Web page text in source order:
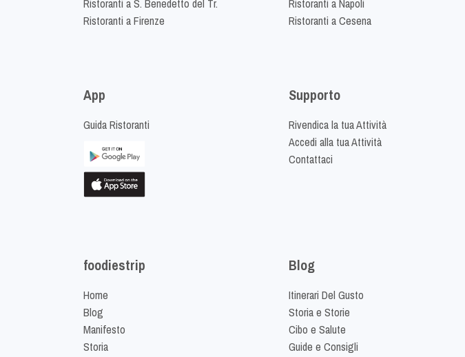
Ristoranti a S. Benedetto del Tr.
Ristoranti a Firenze
Ristoranti a Napoli
Ristoranti a Cesena
App
Guida Ristoranti
Supporto
Rivendica la tua Attività
Accedi alla tua Attività
Contattaci
foodiestrip
Home
Blog
Manifesto
Storia
Blog
Itinerari Del Gusto
Storia e Storie
Cibo e Salute
Guide e Consigli